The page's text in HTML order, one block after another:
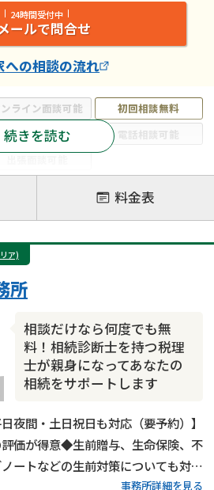
ライン面談可能
初回相談無料
19時以降電話可能
電話相談可能
相続放棄
相続登記
留分侵害額請求
相続税申告
銀行手続き
贈与税
相続財産調査
続きを読む
24時間受付中
ールで問合せ
への相談の流れ
料金表
ア)
相談だけなら何度でも無
料！相続診断士を持つ税理
士が親身になってあなたの
相続をサポートします
所
夜間・土日祝日も対応（要予約）】
価が得意◆生前贈与、生命保険、不
ートなどの生前対策についても対応
事務所詳細を見る